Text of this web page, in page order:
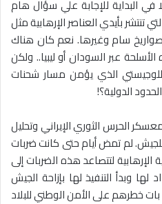
في البداية للإجابة علي سؤال هام
تنتشر بأيدي العناصر الإرهابية مثل
سام وغيرها. نعم كان هناك
عبر السودان أو ليبيا.. ولكن
الذي يؤمن مسار شحنات
الدولية؟!
الحرس الثوري الإيراني وتحليل
لم تمض أيام حتى كانت ضربات
لتتصاعد هذه الضربات إلى
وبدأ التنفيذ لها بإزاحة الجيش
خطرهم على الأمن الوطني للبلاد